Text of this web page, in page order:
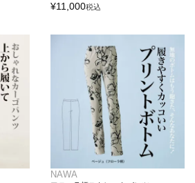
¥11,000税込
NAWA